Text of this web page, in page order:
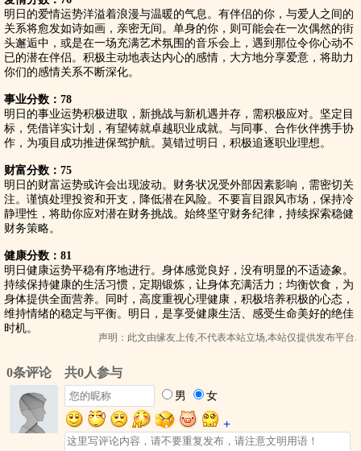
明日的爱情运势洋溢着浪漫与温暖的气息。有伴侣的你，与爱人之间的
关系将愈发如诗如画，亲密无间。单身的你，则可能会在一次偶然的街
头邂逅中，或是在一场充满艺术氛围的音乐会上，遇到那位令你心动不
已的潜在伴侣。积极主动地表达内心的感情，大方地分享爱意，将助力
你们的感情关系不断深化。
事业分数：78
明日的事业运势积极进取，新挑战与新机遇并存，需积极应对。坚定目
标，凭借详实计划，有望铸就卓越职业成就。与同事、合作伙伴携手协
作，为项目成功推进保驾护航。莫错过明日，积极追逐职业理想。
财富分数：75
明日的财富运势或许会出现波动。财务状况受外部因素影响，需密切关
注。谨慎处理投资和开支，降低潜在风险。不要盲目跟风市场，保持冷
静理性，将助你应对潜在财务挑战。始终坚守财务纪律，持续探索稳健
财务策略。
健康分数：81
明日健康运势平稳有序地进行。身体感觉良好，没有明显的不适迹象。
持续保持健康的生活习惯，定期锻炼，让身体充满活力；均衡饮食，为
身体提供全面营养。同时，高度重视心理健康，积极培养积极的心态，
维持情绪的稳定与平衡。明日，是享受健康生活、感受生命美好的绝佳
时机。
声明：此文由缘友上传,不代表本站立场,本站仅提供发布平台.